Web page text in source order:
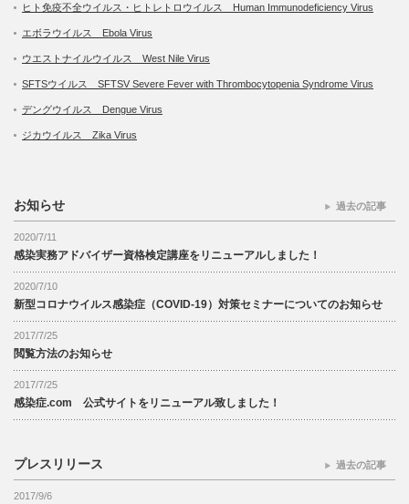
ヒト免疫不全ウイルス・ヒトレトロウイルス Human Immunodeficiency Virus
エボラウイルス Ebola Virus
ウエストナイルウイルス West Nile Virus
SFTSウイルス SFTSV Severe Fever with Thrombocytopenia Syndrome Virus
デングウイルス Dengue Virus
ジカウイルス Zika Virus
お知らせ
2020/7/11
感染実務アドバイザー資格検定講座をリニューアルしました！
2020/7/10
新型コロナウイルス感染症（COVID-19）対策セミナーについてのお知らせ
2017/7/25
閲覧方法のお知らせ
2017/7/25
感染症.com 公式サイトをリニューアル致しました！
過去の記事
プレスリリース
2017/9/6
過去の記事